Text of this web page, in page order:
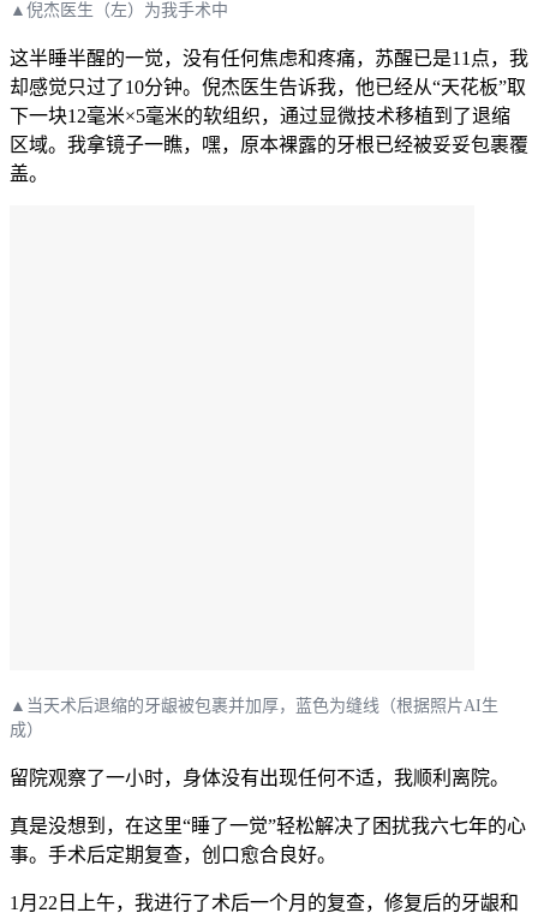
▲倪杰医生（左）为我手术中
这半睡半醒的一觉，没有任何焦虑和疼痛，苏醒已是11点，我
却感觉只过了10分钟。倪杰医生告诉我，他已经从“天花板”取
下一块12毫米×5毫米的软组织，通过显微技术移植到了退缩
区域。我拿镜子一瞧，嘿，原本裸露的牙根已经被妥妥包裹覆
盖。
▲当天术后退缩的牙龈被包裹并加厚，蓝色为缝线（根据照片AI生
成）
留院观察了一小时，身体没有出现任何不适，我顺利离院。
真是没想到，在这里“睡了一觉”轻松解决了困扰我六七年的心
事。手术后定期复查，创口愈合良好。
1月22日上午，我进行了术后一个月的复查，修复后的牙龈和